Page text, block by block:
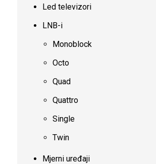
Led televizori
LNB-i
Monoblock
Octo
Quad
Quattro
Single
Twin
Mjerni uređaji